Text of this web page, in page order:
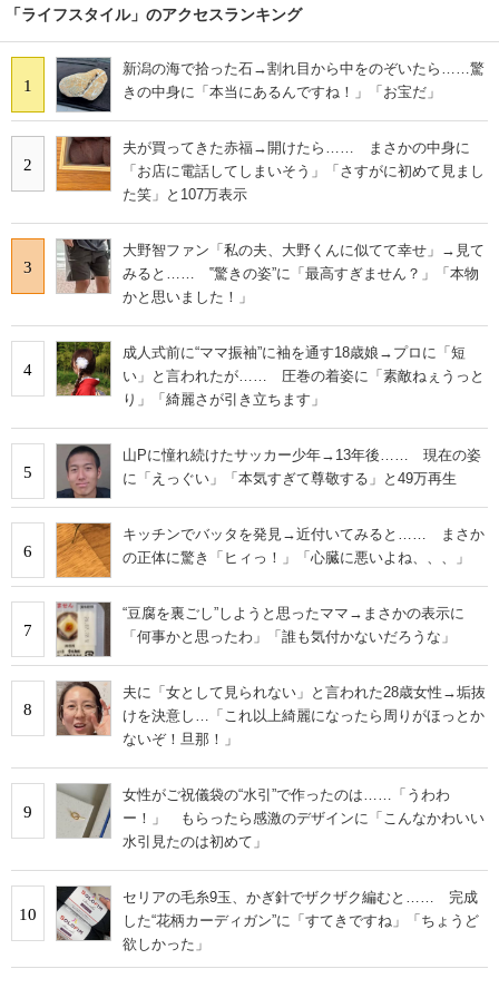
「ライフスタイル」のアクセスランキング
1
新潟の海で拾った石→割れ目から中をのぞいたら……驚
きの中身に「本当にあるんですね！」「お宝だ」
2
夫が買ってきた赤福→開けたら…… まさかの中身に
「お店に電話してしまいそう」「さすがに初めて見まし
た笑」と107万表示
3
大野智ファン「私の夫、大野くんに似てて幸せ」→見て
みると…… ‟驚きの姿”に「最高すぎません？」「本物
かと思いました！」
4
成人式前に“ママ振袖”に袖を通す18歳娘→プロに「短
い」と言われたが…… 圧巻の着姿に「素敵ねぇうっと
り」「綺麗さが引き立ちます」
5
山Pに憧れ続けたサッカー少年→13年後…… 現在の姿
に「えっぐい」「本気すぎて尊敬する」と49万再生
6
キッチンでバッタを発見→近付いてみると…… まさか
の正体に驚き「ヒィっ！」「心臓に悪いよね、、、」
7
“豆腐を裏ごし”しようと思ったママ→まさかの表示に
「何事かと思ったわ」「誰も気付かないだろうな」
8
夫に「女として見られない」と言われた28歳女性→垢抜
けを決意し…「これ以上綺麗になったら周りがほっとか
ないぞ！旦那！」
9
女性がご祝儀袋の“水引”で作ったのは……「うわわ
ー！」 もらったら感激のデザインに「こんなかわいい
水引見たのは初めて」
10
セリアの毛糸9玉、かぎ針でザクザク編むと…… 完成
した“花柄カーディガン”に「すてきですね」「ちょうど
欲しかった」